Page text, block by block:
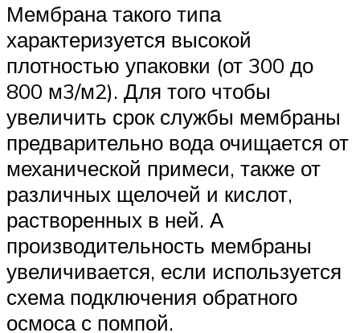
Мембрана такого типа
характеризуется высокой
плотностью упаковки (от 300 до
800 м3/м2). Для того чтобы
увеличить срок службы мембраны
предварительно вода очищается от
механической примеси, также от
различных щелочей и кислот,
растворенных в ней. А
производительность мембраны
увеличивается, если используется
схема подключения обратного
осмоса с помпой.